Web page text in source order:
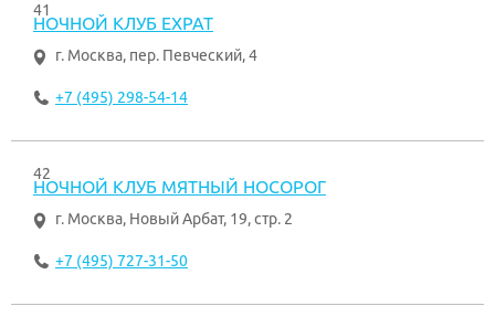
41
НОЧНОЙ КЛУБ EXPAT
г. Москва, пер. Певческий, 4
+7 (495) 298-54-14
42
НОЧНОЙ КЛУБ МЯТНЫЙ НОСОРОГ
г. Москва, Новый Арбат, 19, стр. 2
+7 (495) 727-31-50